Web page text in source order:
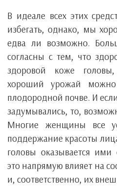
В идеале всех этих
избегать, однако, мы
едва ли возможно.
согласны с тем, что
здоровой коже
хороший урожай
плодородной почве. И
задумывались, то,
Многие женщины все
поддержание красоты
головы оказывается
это напрямую влияет на
и, соответственно, их